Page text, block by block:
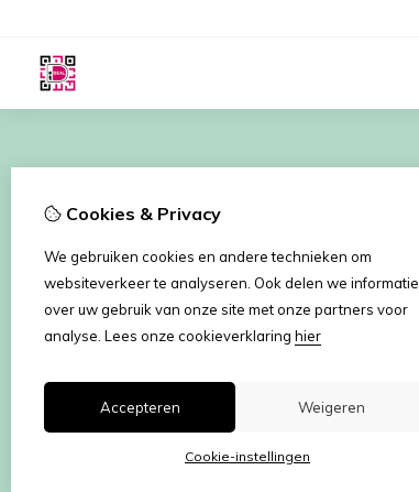
Cookies & Privacy
We gebruiken cookies en andere technieken om
websiteverkeer te analyseren. Ook delen we informatie
over uw gebruik van onze site met onze partners voor
analyse. Lees onze cookieverklaring hier
Accepteren Weigeren
Cookie-instellingen